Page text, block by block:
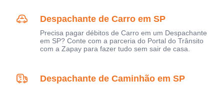
Despachante de Carro em SP
Precisa pagar débitos de Carro em um Despachante
em SP? Conte com a parceria do Portal do Trânsito
com a Zapay para fazer tudo sem sair de casa.
Despachante de Caminhão em SP